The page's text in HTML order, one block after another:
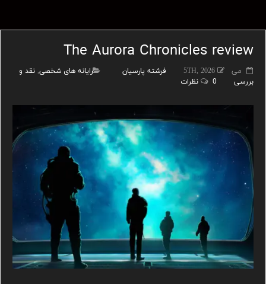
The Aurora Chronicles review
می 5TH, 2026 فرشته پارسیان رایانه های شخصی, نقد و
بررسی
0 نظرات